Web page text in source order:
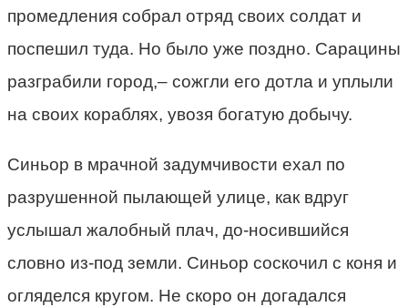
промедления собрал отряд своих солдат и
поспешил туда. Но было уже поздно. Сарацины
разграбили город,– сожгли его дотла и уплыли
на своих кораблях, увозя богатую добычу.
Синьор в мрачной задумчивости ехал по
разрушенной пылающей улице, как вдруг
услышал жалобный плач, до-носившийся
словно из-под земли. Синьор соскочил с коня и
огляделся кругом. Не скоро он догадался